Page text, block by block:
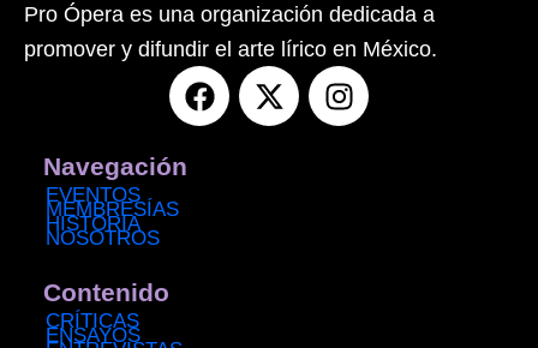
Pro Ópera es una organización dedicada a
promover y difundir el arte lírico en México.
F
a
X
-
I
n
Navegación
EVENTOS
MEMBRESÍAS
HISTORIA
NOSOTROS
Contenido
CRÍTICAS
ENSAYOS